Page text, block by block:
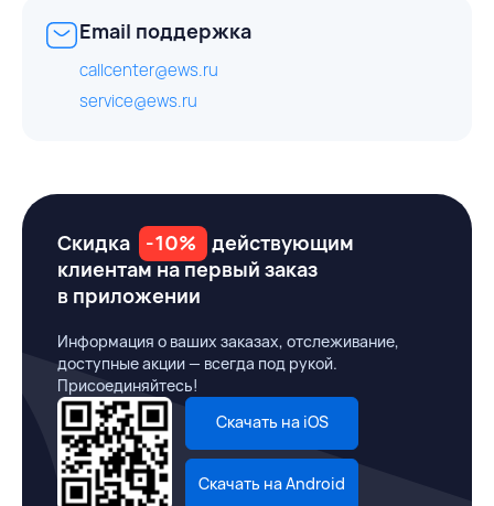
Email поддержка
callcenter@ews.ru
service@ews.ru
Скидка -10%
действующим
клиентам на первый заказ
в приложении
Информация о ваших заказах, отслеживание,
доступные акции — всегда под рукой.
Присоединяйтесь!
Скачать на iOS
Скачать на Android